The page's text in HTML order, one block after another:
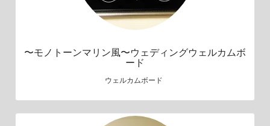
〜モノトーンマリン風〜ウェディングウェルカムボ
ード
ウェルカムボード